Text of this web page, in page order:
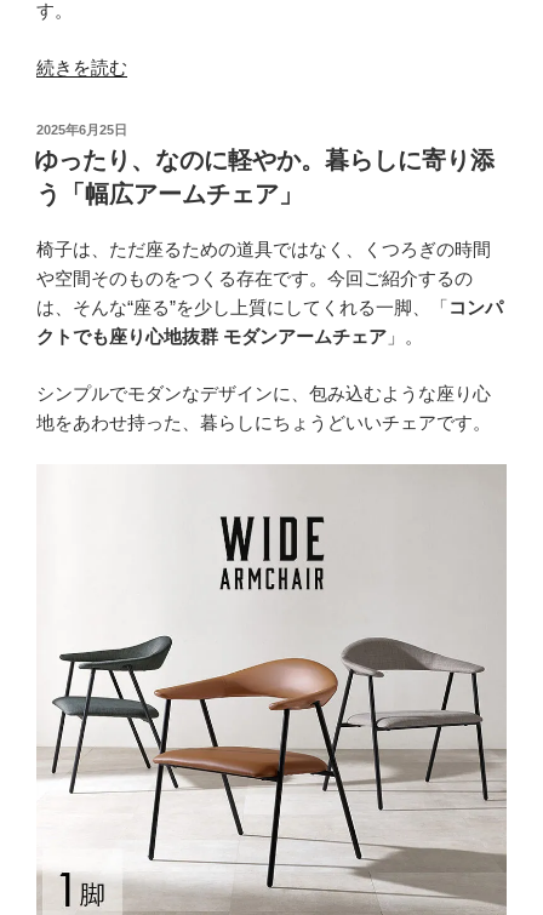
す。
“ダ
ニ
ン
グ
チ
ェ
ア
の
選
方
｜
間
く
ツ”
続きを読む
投
稿
日:
2025年6月25日
ゆったり、なのに軽やか。暮らしに寄り添
う「幅広アームチェア」
椅子は、ただ座るための道具ではなく、くつろぎの時間
や空間そのものをつくる存在です。今回ご紹介するの
は、そんな“座る”を少し上質にしてくれる一脚、「 コンパ
クトでも座り心地抜群 モダンアームチェア 」。
シンプルでモダンなデザインに、包み込むような座り心
地をあわせ持った、暮らしにちょうどいいチェアです。